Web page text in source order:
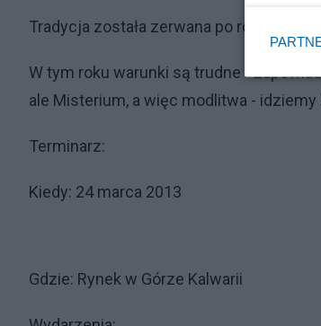
Tradycja została zerwana po rozbiorach.
W tym roku warunki są trudne -
ale Misterium, a więc modlitwa -
Terminarz:
Kiedy: 24 marca 2013
Gdzie: Rynek w Górze Kalwarii